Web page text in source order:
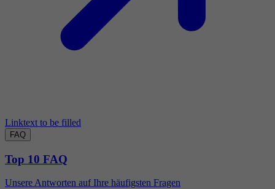
Linktext to be filled
FAQ
Top 10 FAQ
Unsere Antworten auf Ihre häufigsten Fragen